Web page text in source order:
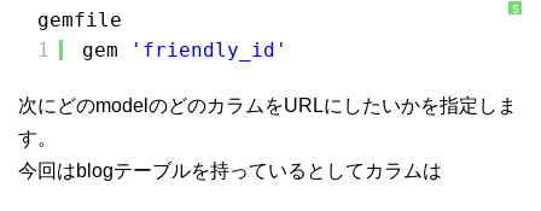
S
i
g
gemfile
1
gem 'friendly_id'
次にどのmodelのどのカラムをURLにしたいかを指定しま
す。
今回はblogテーブルを持っているとしてカラムは